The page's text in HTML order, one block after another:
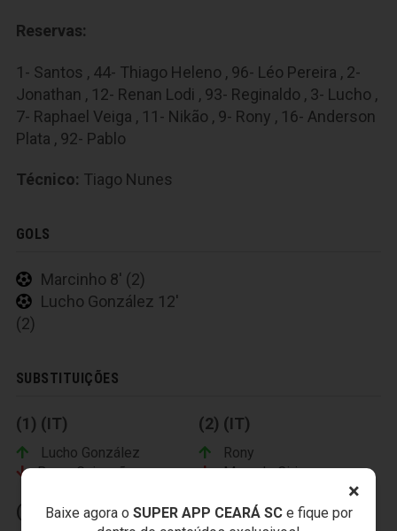
×
Baixe agora o SUPER APP CEARÁ SCe fique por
Reservas:
1- Santos , 44- Thiago Heleno , 96- Léo Pereira , 2-
Jonathan , 12- Renan Lodi , 93- Reginaldo , 3- Lucho ,
7- Raphael Veiga , 11- Nikão , 9- Rony , 16- Anderson
Plata , 92- Pablo
Técnico: Tiago Nunes
GOLS
Marcinho 8' (2)
Lucho González 12'
(2)
SUBSTITUIÇÕES
(1) (IT)
Lucho González
Bruno Guimarães
(2) (IT)
Rony
Marcelo Cirino
(3) 27' (2)